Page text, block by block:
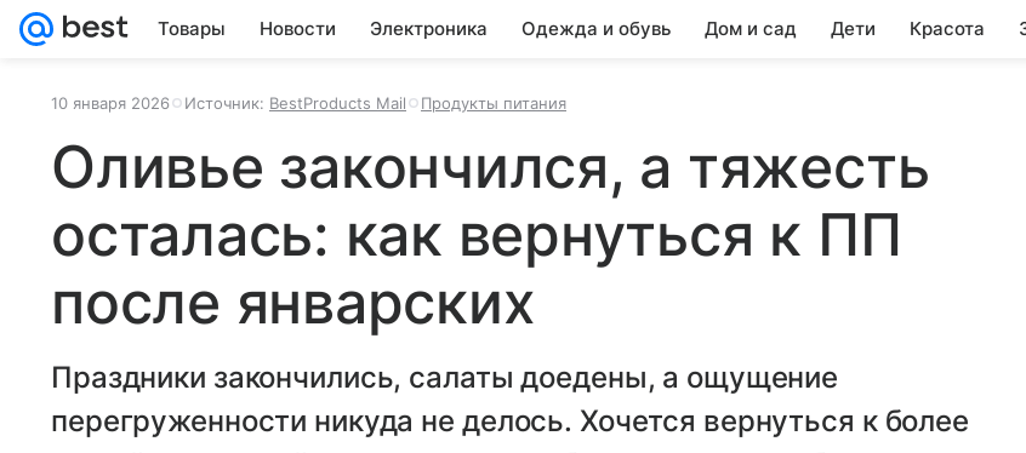
Товары Новости Электроника Одежда и обувь Дом и сад Дети Красота
10 января 2026 Источник: BestProducts Mail Продукты питания
Оливье закончился, а тяжесть
осталась: как вернуться к ПП
после январских
Праздники закончились, салаты доедены, а ощущение
перегруженности никуда не делось. Хочется вернуться к более